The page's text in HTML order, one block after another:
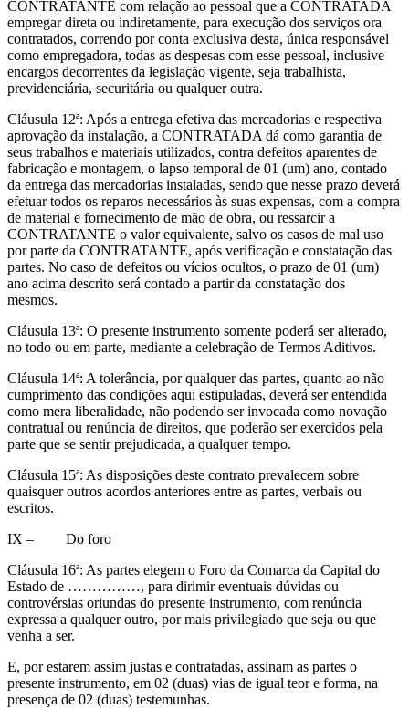
CONTRATANTE com relação ao pessoal que a CONTRATADA
empregar direta ou indiretamente, para execução dos serviços ora
contratados, correndo por conta exclusiva desta, única responsável
como empregadora, todas as despesas com esse pessoal, inclusive
encargos decorrentes da legislação vigente, seja trabalhista,
previdenciária, securitária ou qualquer outra.
Cláusula 12ª: Após a entrega efetiva das mercadorias e respectiva
aprovação da instalação, a CONTRATADA dá como garantia de
seus trabalhos e materiais utilizados, contra defeitos aparentes de
fabricação e montagem, o lapso temporal de 01 (um) ano, contado
da entrega das mercadorias instaladas, sendo que nesse prazo deverá
efetuar todos os reparos necessários às suas expensas, com a compra
de material e fornecimento de mão de obra, ou ressarcir a
CONTRATANTE o valor equivalente, salvo os casos de mal uso
por parte da CONTRATANTE, após verificação e constatação das
partes. No caso de defeitos ou vícios ocultos, o prazo de 01 (um)
ano acima descrito será contado a partir da constatação dos
mesmos.
Cláusula 13ª: O presente instrumento somente poderá ser alterado,
no todo ou em parte, mediante a celebração de Termos Aditivos.
Cláusula 14ª: A tolerância, por qualquer das partes, quanto ao não
cumprimento das condições aqui estipuladas, deverá ser entendida
como mera liberalidade, não podendo ser invocada como novação
contratual ou renúncia de direitos, que poderão ser exercidos pela
parte que se sentir prejudicada, a qualquer tempo.
Cláusula 15ª: As disposições deste contrato prevalecem sobre
quaisquer outros acordos anteriores entre as partes, verbais ou
escritos.
IX –
Do foro
Cláusula 16ª: As partes elegem o Foro da Comarca da Capital do
Estado de ……………, para dirimir eventuais dúvidas ou
controvérsias oriundas do presente instrumento, com renúncia
expressa a qualquer outro, por mais privilegiado que seja ou que
venha a ser.
E, por estarem assim justas e contratadas, assinam as partes o
presente instrumento, em 02 (duas) vias de igual teor e forma, na
presença de 02 (duas) testemunhas.